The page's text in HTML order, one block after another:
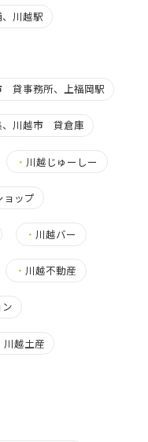
川越駅
貸事務所、上福岡駅
、川越市 貸倉庫
・ 川越じゅーしー
ョップ
・ 川越バー
・ 川越不動産
川越土産